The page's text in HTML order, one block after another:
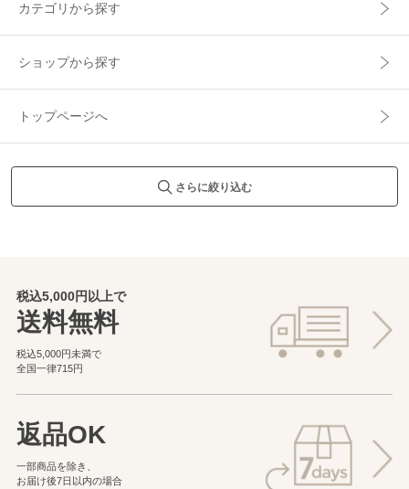
カテゴリから探す
ショップから探す
トップページへ
さらに絞り込む
税込5,000円以上で
送料無料
税込5,000円未満で
全国一律715円
返品OK
一部商品を除き、
お届け後7日以内の場合